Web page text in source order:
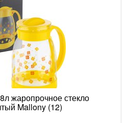
жаропрочное стекло
Mallony (12)